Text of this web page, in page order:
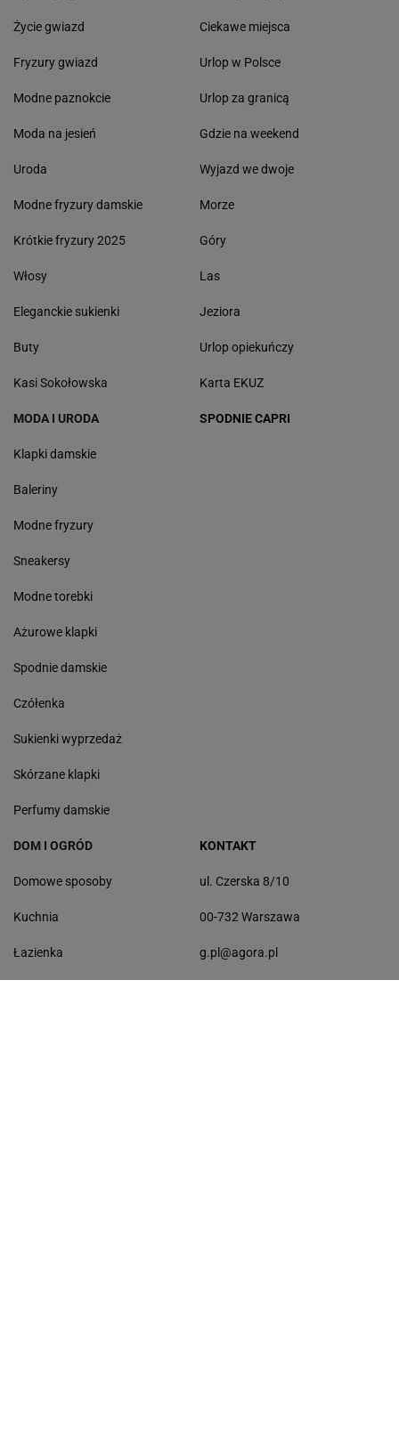
Życie gwiazd
Fryzury gwiazd
Modne paznokcie
Moda na jesień
Uroda
Modne fryzury damskie
Krótkie fryzury 2025
Włosy
Eleganckie sukienki
Buty
Kasi Sokołowska
Ciekawe miejsca
Urlop w Polsce
Urlop za granicą
Gdzie na weekend
Wyjazd we dwoje
Morze
Góry
Las
Jeziora
Urlop opiekuńczy
Karta EKUZ
MODA I URODA
Klapki damskie
Baleriny
Modne fryzury
Sneakersy
Modne torebki
Ażurowe klapki
Spodnie damskie
Czółenka
Sukienki wyprzedaż
Skórzane klapki
Perfumy damskie
SPODNIE CAPRI
DOM I OGRÓD
Domowe sposoby
Kuchnia
Łazienka
KONTAKT
ul. Czerska 8/10
00-732 Warszawa
g.pl@agora.pl